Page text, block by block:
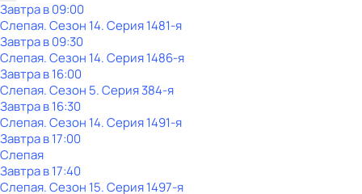
Завтра в 09:00
Слепая. Сезон 14. Серия 1481-я
Завтра в 09:30
Слепая. Сезон 14. Серия 1486-я
Завтра в 16:00
Слепая. Сезон 5. Серия 384-я
Завтра в 16:30
Слепая. Сезон 14. Серия 1491-я
Завтра в 17:00
Слепая
Завтра в 17:40
Слепая. Сезон 15. Серия 1497-я